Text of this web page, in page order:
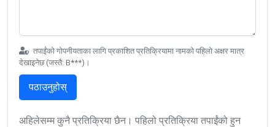
तपाईंको गोपनीयताका लागि प्रकाशित प्रतिक्रियामा नामको पहिलो अक्षर मात्र
देखाइनेछ (जस्तै: B***)।
पठाउनुहोस्
अहिलेसम्म कुनै प्रतिक्रिया छैन। पहिलो प्रतिक्रिया तपाईंको हुन